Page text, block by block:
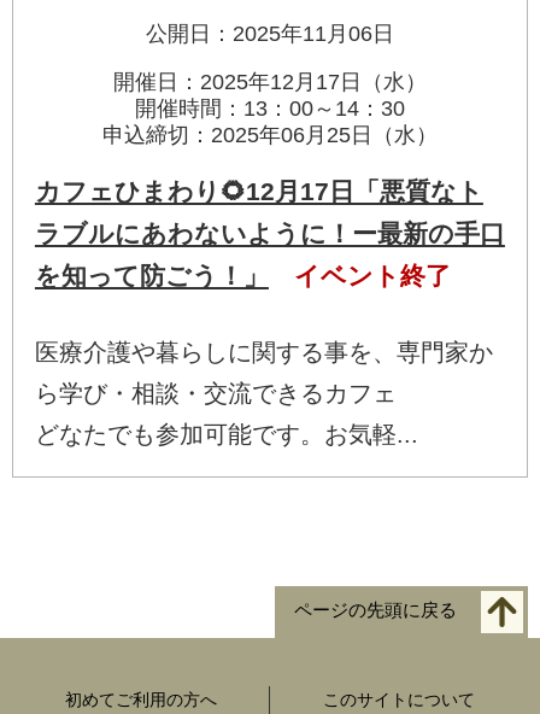
公開日：2025年11月06日
開催日：2025年12月17日（水）
開催時間：13：00～14：30
申込締切：2025年06月25日（水）
カフェひまわり🌻12月17日「悪質なト
ラブルにあわないように！ー最新の手口
を知って防ごう！」
イベント終了
医療介護や暮らしに関する事を、専門家か
ら学び・相談・交流できるカフェ
どなたでも参加可能です。お気軽...
ページの先頭に戻る
初めてご利用の方へ このサイトについて